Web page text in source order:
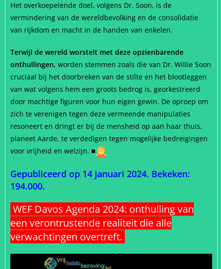
Het overkoepelende doel, volgens Dr. Soon, is de
vermindering van de wereldbevolking en de consolidatie
van rijkdom en macht in de handen van enkelen.
Terwijl de wereld worstelt met deze opzienbarende
onthullingen, worden stemmen zoals die van Dr. Willie Soon
cruciaal bij het doorbreken van de stilte en het blootleggen
van wat volgens hem een groots bedrog is, georkestreerd
door machtige figuren voor hun eigen gewin. De oproep om
zich te verenigen tegen deze vermeende manipulaties
resoneert en dringt er bij de mensheid op aan haar thuis,
planeet Aarde, te verdedigen tegen mogelijke bedreigingen
voor vrijheid en welzijn. ■
Gepubliceerd op 14 januari 2024. Bekeken:
194.000.
WEF Davos Agenda 2024: onthulling van
een verontrustende realiteit die alle
verwachtingen overtreft.